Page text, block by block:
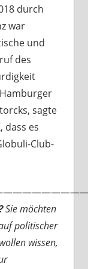
durch
war
und
des
sagte
dass es
Club-
Sie möchten
politischer
wissen,